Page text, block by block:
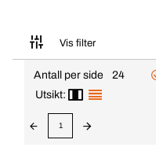
Vis filter
Antall per side
24
Utsikt:
1